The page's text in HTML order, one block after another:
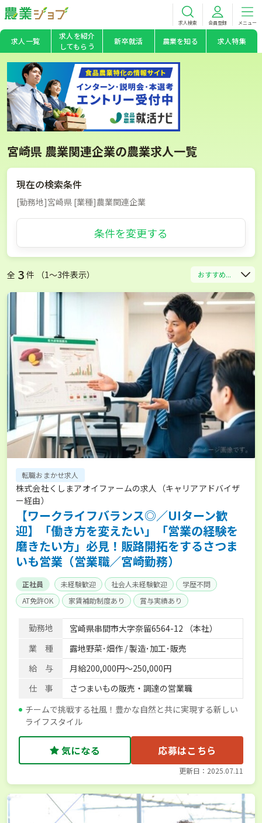
求人検索 会員登録 メニュー
求人一覧
求人を紹介
してもらう
新卒就活 農業を知る 求人特集
宮崎県 農業関連企業の農業求人一覧
現在の検索条件
[勤務地]宮崎県 [業種]農業関連企業
条件を変更する
全 3 件 （1〜3件表示） おすすめ...
転職おまかせ求人
株式会社くしまアオイファームの求人（キャリアアドバイザ
ー経由）
【ワークライフバランス◎／UIターン歓
迎】「働き方を変えたい」「営業の経験を
磨きたい方」必見！販路開拓をするさつま
いも営業（営業職／宮崎勤務）
正社員 未経験歓迎 社会人未経験歓迎
学歴不問
AT免許OK
家賃補助制度あり
賞与実績あり
年間休日100日以上
産休･育休取得実績あり 社会保険完備
勤務地
宮崎県串間市大字奈留6564-12 （本社）
業 種
露地野菜･畑作 / 製造･加工･販売
給 与
月給200,000円～250,000円
仕 事
さつまいもの販売・調達の営業職
チームで挑戦する社風！豊かな自然と共に実現する新しい
ライフスタイル
気になる 応募はこちら
更新日：2025.07.11